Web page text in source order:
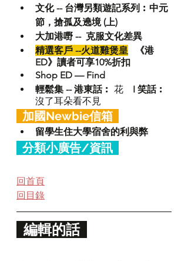
文化 -- 台灣另類遊記系列︰中元
節，搶孤及遶境 (上)
大加港嘢 --  克服文化差異
精選客戶 --火道雞煲皇
《港
ED》讀者可享10%折扣
Shop ED — Find
輕鬆集 -- 港東話︰ 花 I 笑話︰
沒了耳朵看不見
  加國Newbie信箱
留學生住大學宿舍的利與弊
  分類小廣告/資訊
回首頁
回目錄
  編輯的話